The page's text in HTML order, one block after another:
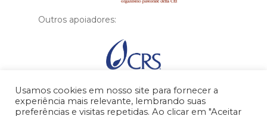
Outros apoiadores:
Usamos cookies em nosso site para fornecer a
experiência mais relevante, lembrando suas
preferências e visitas repetidas. Ao clicar em "Aceitar